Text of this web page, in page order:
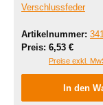
Verschlussfeder
Artikelnummer:
Preis: Regulärer
6,53 €
Preise exkl.
In den